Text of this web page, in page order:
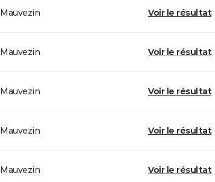
Mauvezin Voir le résultat
Mauvezin Voir le résultat
Mauvezin Voir le résultat
Mauvezin Voir le résultat
Mauvezin Voir le résultat